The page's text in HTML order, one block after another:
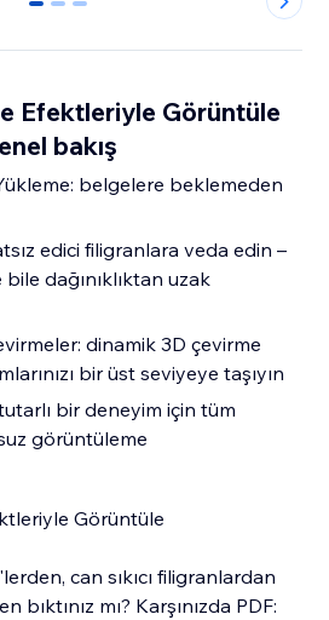
0 1 2
Efektleriyle Görüntüle
bakış
belgelere beklemeden
edici filigranlara veda edin –
dağınıklıktan uzak
dinamik 3D çevirme
bir üst seviyeye taşıyın
tutarlı bir deneyim için tüm
görüntüleme
Görüntüle
can sıkıcı filigranlardan
mı? Karşınızda PDF: